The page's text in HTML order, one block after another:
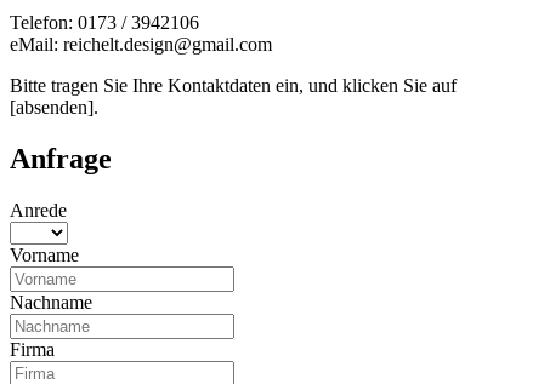
Telefon: 0173 / 3942106
eMail: reichelt.design@gmail.com
Bitte tragen Sie Ihre Kontaktdaten ein, und klicken Sie auf
[absenden].
Anfrage
Anrede
Vorname
Nachname
Firma